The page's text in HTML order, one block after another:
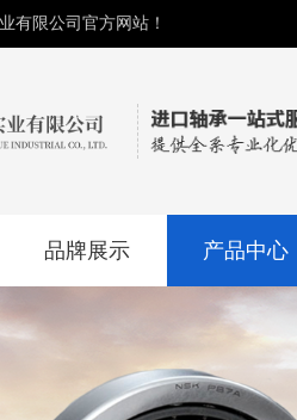
有限公司官方网站！
品牌展示 产品中心